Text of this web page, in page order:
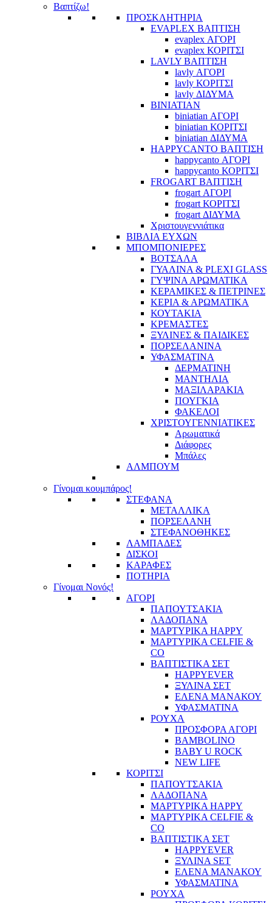
Βαπτίζω!
ΠΡΟΣΚΛΗΤΗΡΙΑ
EVAPLEX ΒΑΠΤΙΣΗ
evaplex ΑΓΟΡΙ
evaplex ΚΟΡΙΤΣΙ
LAVLY ΒΑΠΤΙΣΗ
lavly ΑΓΟΡΙ
lavly ΚΟΡΙΤΣΙ
lavly ΔΙΔΥΜΑ
BINIATIAN
biniatian ΑΓΟΡΙ
biniatian ΚΟΡΙΤΣΙ
biniatian ΔΙΔΥΜΑ
HAPPYCANTO ΒΑΠΤΙΣΗ
happycanto ΑΓΟΡΙ
happycanto ΚΟΡΙΤΣΙ
FROGART ΒΑΠΤΙΣΗ
frogart ΑΓΟΡΙ
frogart ΚΟΡΙΤΣΙ
frogart ΔΙΔΥΜΑ
Χριστουγεννιάτικα
ΒΙΒΛΙΑ ΕΥΧΩΝ
ΜΠΟΜΠΟΝΙΕΡΕΣ
ΒΟΤΣΑΛΑ
ΓΥΑΛΙΝΑ & PLEXI GLASS
ΓΥΨΙΝΑ ΑΡΩΜΑΤΙΚΑ
ΚΕΡΑΜΙΚΕΣ & ΠΕΤΡΙΝΕΣ
ΚΕΡΙΑ & ΑΡΩΜΑΤΙΚΑ
ΚΟΥΤΑΚΙΑ
ΚΡΕΜΑΣΤΕΣ
ΞΥΛΙΝΕΣ & ΠΑΙΔΙΚΕΣ
ΠΟΡΣΕΛΑΝΙΝΑ
ΥΦΑΣΜΑΤΙΝA
ΔΕΡΜΑΤΙΝΗ
ΜΑΝΤΗΛΙΑ
ΜΑΞΙΛΑΡΑΚΙΑ
ΠΟΥΓΚΙΑ
ΦΑΚΕΛΟΙ
ΧΡΙΣΤΟΥΓΕΝΝΙΑΤΙΚΕΣ
Αρωματικά
Διάφορες
Μπάλες
ΑΛΜΠΟΥΜ
Γίνομαι κουμπάρος!
ΣΤΕΦΑΝΑ
ΜΕΤΑΛΛΙΚΑ
ΠΟΡΣΕΛΑΝΗ
ΣΤΕΦΑΝΟΘΗΚΕΣ
ΛΑΜΠΑΔΕΣ
ΔΙΣΚΟΙ
ΚΑΡΑΦΕΣ
ΠΟΤΗΡΙΑ
Γίνομαι Νονός!
ΑΓΟΡΙ
ΠΑΠΟΥΤΣΑΚΙΑ
ΛΑΔΟΠΑΝΑ
ΜΑΡΤΥΡΙΚΑ HAPPY
ΜΑΡΤΥΡΙΚΑ CELFIE &
CO
ΒΑΠΤΙΣΤΙΚΑ ΣΕΤ
HAPPYEVER
ΞΥΛΙΝΑ ΣΕΤ
ΕΛΕΝΑ ΜΑΝΑΚΟΥ
ΥΦΑΣΜΑΤΙΝΑ
ΡΟΥΧΑ
ΠΡΟΣΦΟΡΑ ΑΓΟΡΙ
BAMBOLINO
BABY U ROCK
NEW LIFE
ΚΟΡΙΤΣΙ
ΠΑΠΟΥΤΣΑΚΙΑ
ΛΑΔΟΠΑΝΑ
ΜΑΡΤΥΡΙΚΑ HAPPY
ΜΑΡΤΥΡΙΚΑ CELFIE &
CO
ΒΑΠΤΙΣΤΙΚΑ ΣΕΤ
HAPPYEVER
ΞΥΛΙΝΑ SET
ΕΛΕΝΑ ΜΑΝΑΚΟΥ
ΥΦΑΣΜΑΤΙΝΑ
ΡΟΥΧΑ